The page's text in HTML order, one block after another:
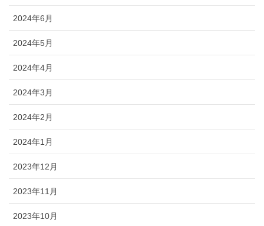
2024年6月
2024年5月
2024年4月
2024年3月
2024年2月
2024年1月
2023年12月
2023年11月
2023年10月